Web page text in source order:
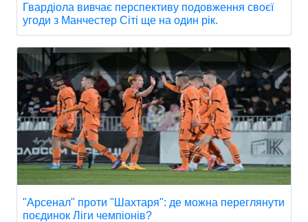
Гвардіола вивчає перспективу подовження своєї
угоди з Манчестер Сіті ще на один рік.
"Арсенал" проти "Шахтаря": де можна переглянути
поєдинок Ліги чемпіонів?